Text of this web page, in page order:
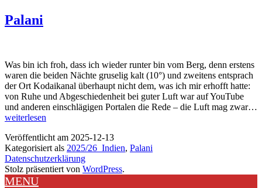
Palani
Was bin ich froh, dass ich wieder runter bin vom Berg, denn erstens
waren die beiden Nächte gruselig kalt (10°) und zweitens entsprach
der Ort Kodaikanal überhaupt nicht dem, was ich mir erhofft hatte:
von Ruhe und Abgeschiedenheit bei guter Luft war auf YouTube
und anderen einschlägigen Portalen die Rede – die Luft mag zwar…
Palani
weiterlesen
Veröffentlicht am 2025-12-13
Kategorisiert als 2025/26_Indien, Palani
Datenschutzerklärung
Stolz präsentiert von WordPress.
MENU